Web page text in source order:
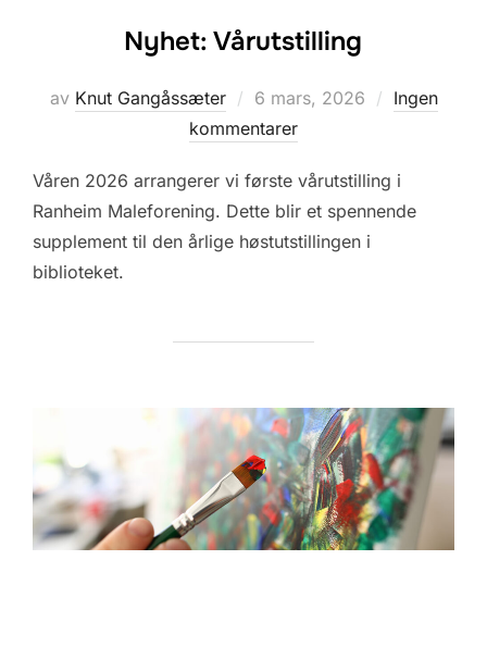
Nyhet: Vårutstilling
av Knut Gangåssæter
Posted
on
6 mars, 2026
Ingen
kommentarer
Våren 2026 arrangerer vi første vårutstilling i
Ranheim Maleforening. Dette blir et spennende
supplement til den årlige høstutstillingen i
biblioteket.